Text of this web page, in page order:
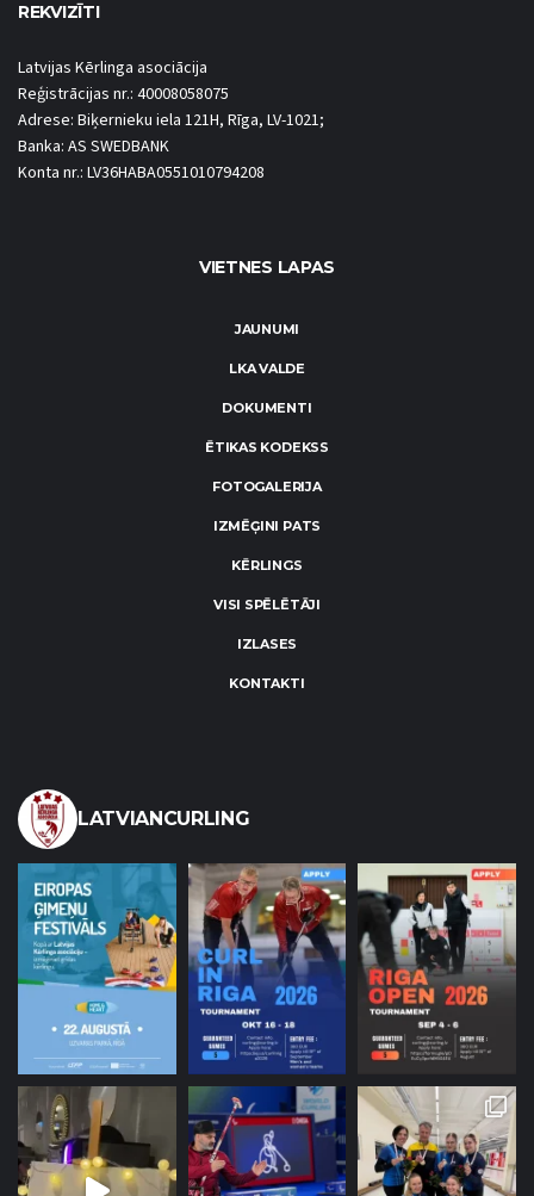
REKVIZĪTI
Latvijas Kērlinga asociācija
Reģistrācijas nr.: 40008058075
Adrese: Biķernieku iela 121H, Rīga, LV-1021;
Banka: AS SWEDBANK
Konta nr.: LV36HABA0551010794208
VIETNES LAPAS
JAUNUMI
LKA VALDE
DOKUMENTI
ĒTIKAS KODEKSS
FOTOGALERIJA
IZMĒĢINI PATS
KĒRLINGS
VISI SPĒLĒTĀJI
IZLASES
KONTAKTI
LATVIANCURLING